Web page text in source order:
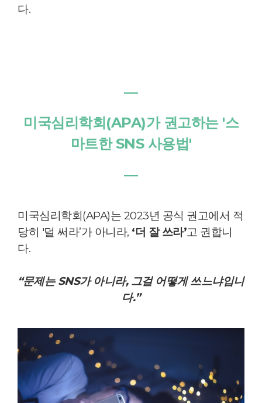
다.
―
미국심리학회(APA)가 권고하는 '스
마트한 SNS 사용법'
―
미국심리학회(APA)는 2023년 공식 권고에서 적
당히 '덜 써라’가 아니라, ‘더 잘 쓰라’고 권합니
다.
“문제는 SNS가 아니라, 그걸 어떻게 쓰느냐입니
다.”